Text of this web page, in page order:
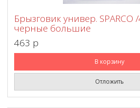
Брызговик универ.
черные большие
463 p
В корзину
Отложить